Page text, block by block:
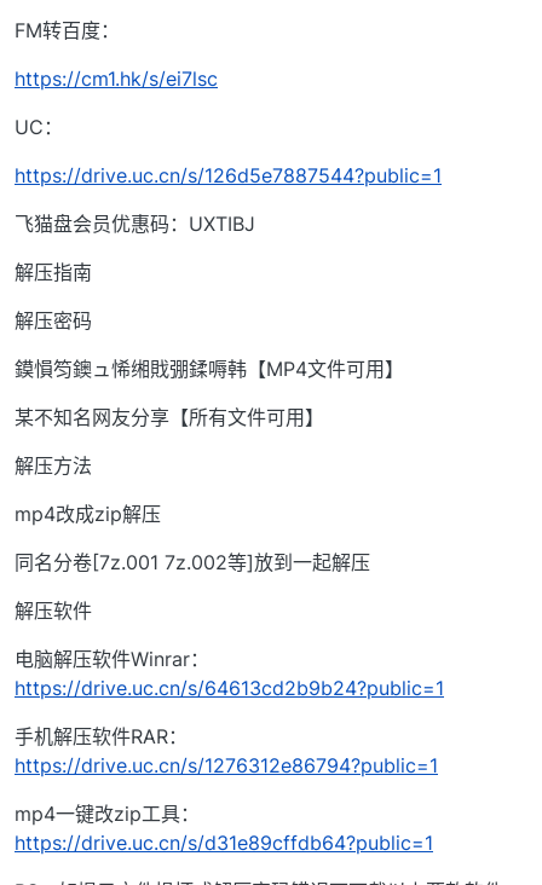
FM转百度：
https://cm1.hk/s/ei7lsc
UC：
https://drive.uc.cn/s/126d5e7887544?public=1
飞猫盘会员优惠码：UXTIBJ
解压指南
解压密码
鏌愪笉鐭ュ悕缃戝弸鍒嗕韩【MP4文件可用】
某不知名网友分享【所有文件可用】
解压方法
mp4改成zip解压
同名分卷[7z.001 7z.002等]放到一起解压
解压软件
电脑解压软件Winrar：
https://drive.uc.cn/s/64613cd2b9b24?public=1
手机解压软件RAR：
https://drive.uc.cn/s/1276312e86794?public=1
mp4一键改zip工具：
https://drive.uc.cn/s/d31e89cffdb64?public=1